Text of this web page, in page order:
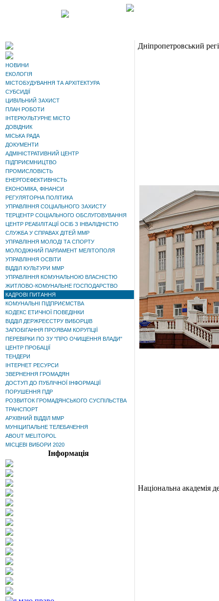
НОВИНИ
ЕКОЛОГІЯ
МІСТОБУДУВАННЯ ТА АРХІТЕКТУРА
СУБСИДІЇ
ЦИВІЛЬНИЙ ЗАХИСТ
ПЛАН РОБОТИ
ІНТЕРКУЛЬТУРНЕ МІСТО
ДОВІДНИК
МІСЬКА РАДА
ДОКУМЕНТИ
АДМІНІСТРАТИВНИЙ ЦЕНТР
ПІДПРИЄМНИЦТВО
ПРОМИСЛОВІСТЬ
ЕНЕРГОЕФЕКТИВНІСТЬ
ЕКОНОМІКА, ФІНАНСИ
РЕГУЛЯТОРНА ПОЛІТИКА
УПРАВЛІННЯ СОЦІАЛЬНОГО ЗАХИСТУ
ТЕРЦЕНТР СОЦІАЛЬНОГО ОБСЛУГОВУВАННЯ
ЦЕНТР РЕАБІЛІТАЦІЇ ОСІБ З ІНВАЛІДНІСТЮ
СЛУЖБА У СПРАВАХ ДІТЕЙ ММР
УПРАВЛІННЯ МОЛОДІ ТА СПОРТУ
МОЛОДІЖНИЙ ПАРЛАМЕНТ МЕЛІТОПОЛЯ
УПРАВЛІННЯ ОСВІТИ
ВІДДІЛ КУЛЬТУРИ ММР
УПРАВЛІННЯ КОМУНАЛЬНОЮ ВЛАСНІСТЮ
ЖИТЛОВО-КОМУНАЛЬНЕ ГОСПОДАРСТВО
КАДРОВІ ПИТАННЯ
КОМУНАЛЬНІ ПІДПРИЄМСТВА
КОДЕКС ЕТИЧНОЇ ПОВЕДІНКИ
ВІДДІЛ ДЕРЖРЕЄСТРУ ВИБОРЦІВ
ЗАПОБІГАННЯ ПРОЯВАМ КОРУПЦІЇ
ПЕРЕВІРКИ ПО ЗУ "ПРО ОЧИЩЕННЯ ВЛАДИ"
ЦЕНТР ПРОБАЦІЇ
ТЕНДЕРИ
ІНТЕРНЕТ РЕСУРСИ
ЗВЕРНЕННЯ ГРОМАДЯН
ДОСТУП ДО ПУБЛІЧНОЇ ІНФОРМАЦІЇ
ПОРУШЕННЯ ПДР
РОЗВИТОК ГРОМАДЯНСЬКОГО СУСПІЛЬСТВА
ТРАНСПОРТ
АРХІВНИЙ ВІДДІЛ ММР
МУНІЦИПАЛЬНЕ ТЕЛЕБАЧЕННЯ
ABOUT MELITOPOL
МІСЦЕВІ ВИБОРИ 2020
Інформація
Дніпропетровський
Національна академія